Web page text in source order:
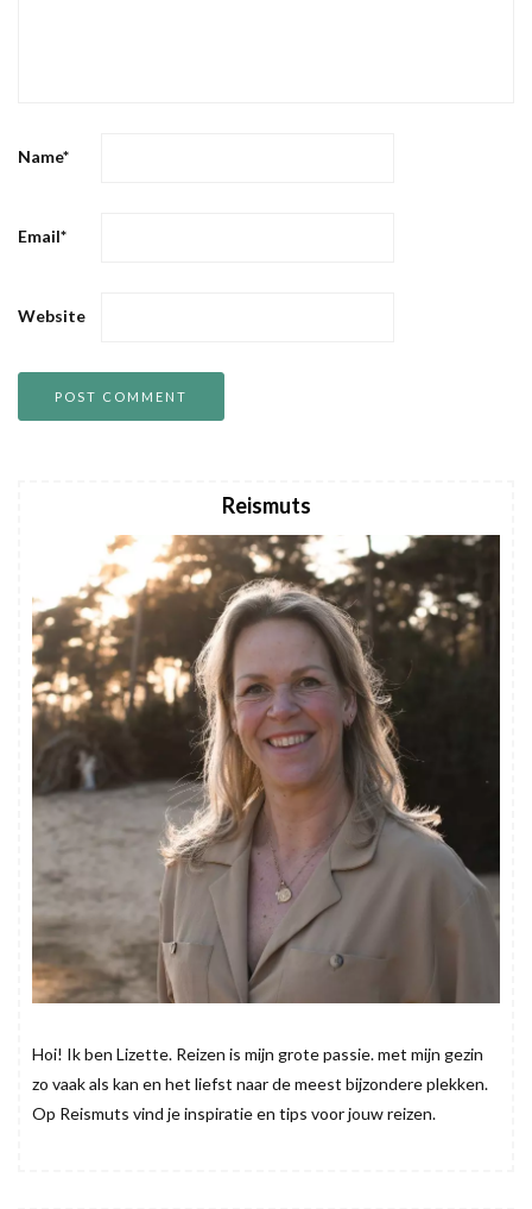
Name*
Email*
Website
Reismuts
Hoi! Ik ben Lizette. Reizen is mijn grote passie. met mijn gezin
zo vaak als kan en het liefst naar de meest bijzondere plekken.
Op Reismuts vind je inspiratie en tips voor jouw reizen.